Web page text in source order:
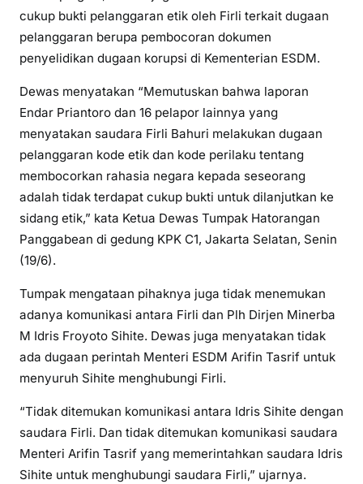
cukup bukti pelanggaran etik oleh Firli terkait dugaan
pelanggaran berupa pembocoran dokumen
penyelidikan dugaan korupsi di Kementerian ESDM.
Dewas menyatakan “Memutuskan bahwa laporan
Endar Priantoro dan 16 pelapor lainnya yang
menyatakan saudara Firli Bahuri melakukan dugaan
pelanggaran kode etik dan kode perilaku tentang
membocorkan rahasia negara kepada seseorang
adalah tidak terdapat cukup bukti untuk dilanjutkan ke
sidang etik,” kata Ketua Dewas Tumpak Hatorangan
Panggabean di gedung KPK C1, Jakarta Selatan, Senin
(19/6).
Tumpak mengataan pihaknya juga tidak menemukan
adanya komunikasi antara Firli dan Plh Dirjen Minerba
M Idris Froyoto Sihite. Dewas juga menyatakan tidak
ada dugaan perintah Menteri ESDM Arifin Tasrif untuk
menyuruh Sihite menghubungi Firli.
“Tidak ditemukan komunikasi antara Idris Sihite dengan
saudara Firli. Dan tidak ditemukan komunikasi saudara
Menteri Arifin Tasrif yang memerintahkan saudara Idris
Sihite untuk menghubungi saudara Firli,” ujarnya.